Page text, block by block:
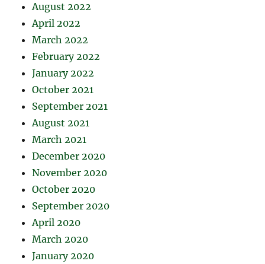
August 2022
April 2022
March 2022
February 2022
January 2022
October 2021
September 2021
August 2021
March 2021
December 2020
November 2020
October 2020
September 2020
April 2020
March 2020
January 2020